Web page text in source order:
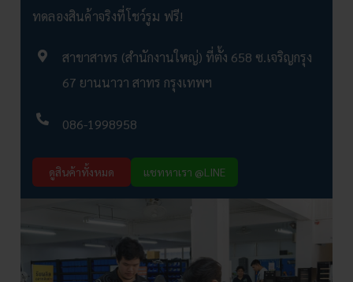
ทดลองสินค้าจริงที่โชว์รูม ฟรี!
สาขาสาทร (สำนักงานใหญ่) ที่ตั้ง 658 ซ.เจริญกรุง
67 ยานนาวา สาทร กรุงเทพฯ
086-1998958
ดูสินค้าทั้งหมด แชทหาเรา @LINE